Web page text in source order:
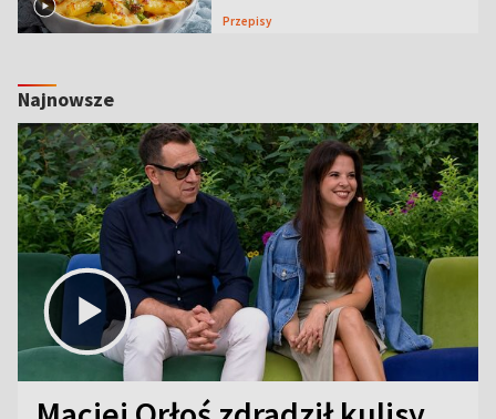
Przepisy
Najnowsze